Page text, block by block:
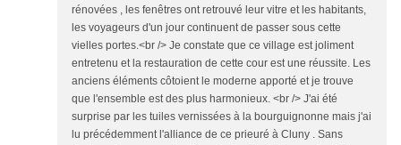
rénovées , les fenêtres ont retrouvé leur vitre et les habitants,
les voyageurs d'un jour continuent de passer sous cette
vielles portes.<br /> Je constate que ce village est joliment
entretenu et la restauration de cette cour est une réussite. Les
anciens éléments côtoient le moderne apporté et je trouve
que l'ensemble est des plus harmonieux. <br /> J'ai été
surprise par les tuiles vernissées à la bourguignonne mais j'ai
lu précédemment l'alliance de ce prieuré à Cluny . Sans